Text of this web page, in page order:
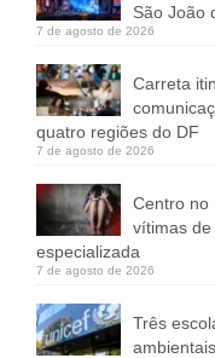
São João
7 de agosto de 2026
Carreta
quatro regiões do DF
7 de agosto de 2026
Centro no
vítimas de
especializada
7 de agosto de 2026
Três